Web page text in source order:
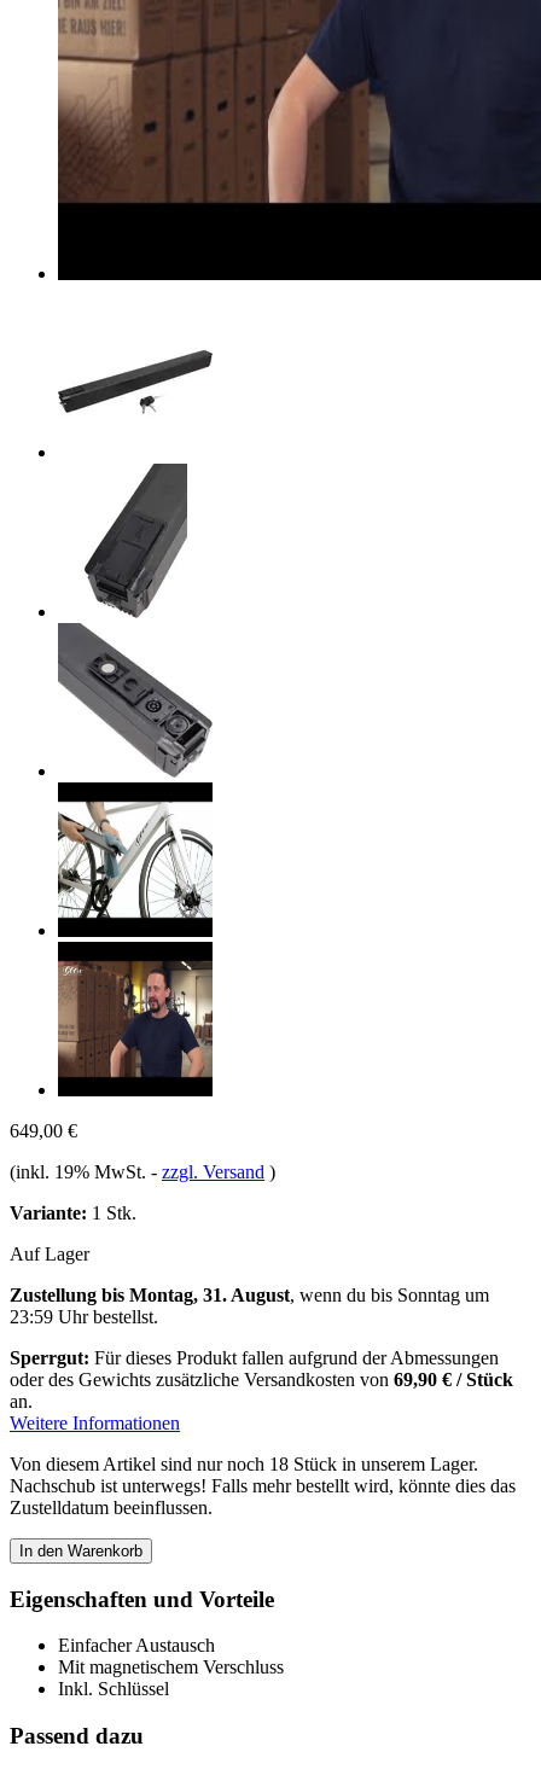
649,00 €
(inkl. 19% MwSt. - zzgl. Versand )
Variante: 1 Stk.
Auf Lager
Zustellung bis Montag, 31. August, wenn du bis Sonntag um
23:59 Uhrbestellst.
Sperrgut: Für dieses Produkt fallen aufgrund der Abmessungen
oder des Gewichts zusätzliche Versandkosten von 69,90 € / Stück
an.
Weitere Informationen
Von diesem Artikel sind nur noch 18 Stück in unserem Lager.
Nachschub ist unterwegs! Falls mehr bestellt wird, könnte dies das
Zustelldatum beeinflussen.
In den Warenkorb
Eigenschaften und Vorteile
Einfacher Austausch
Mit magnetischem Verschluss
Inkl. Schlüssel
Passend dazu